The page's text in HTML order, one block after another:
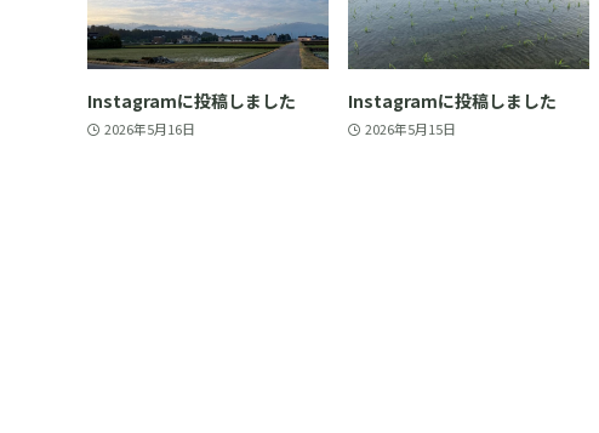
Instagramに投稿しました
2026年5月16日
Instagramに投稿しました
2026年5月15日